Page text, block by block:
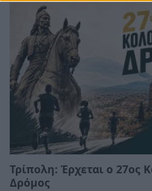
Τρίπολη: Έρχεται ο 27ος
Δρόμος